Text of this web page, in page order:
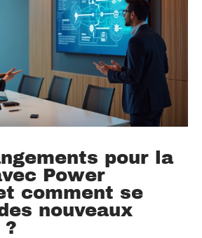
pour la
Power
comment se
nouveaux
?